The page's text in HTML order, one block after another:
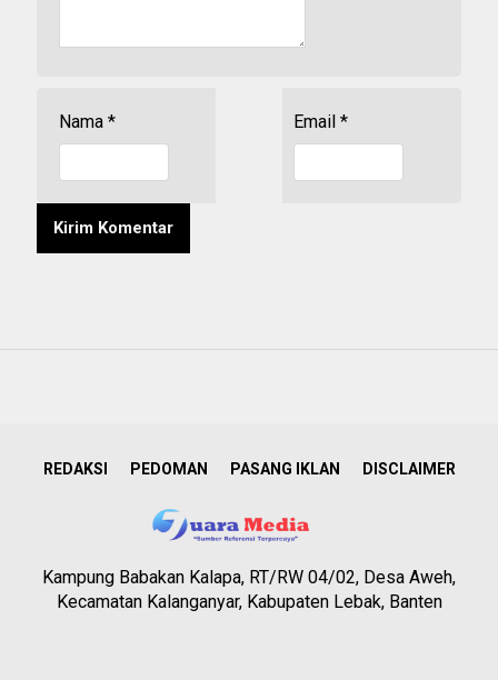
Nama * Email *
REDAKSI PEDOMAN PASANG IKLAN DISCLAIMER
Kampung Babakan Kalapa, RT/RW 04/02, Desa Aweh,
Kecamatan Kalanganyar, Kabupaten Lebak, Banten